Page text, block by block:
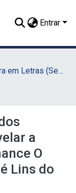
Entrar
Licenciatura em Letras (Sede)
a
O
Lins do